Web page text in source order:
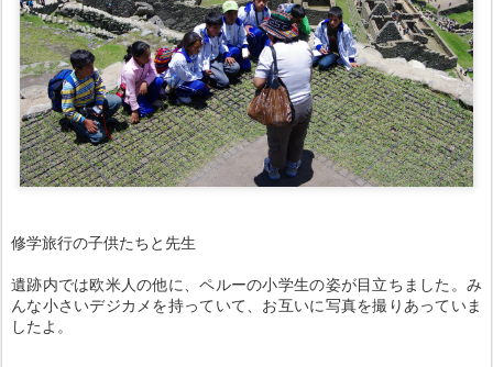
修学旅行の子供たちと先生
遺跡内では欧米人の他に、ペルーの小学生の姿が目立ちました。み
んな小さいデジカメを持っていて、お互いに写真を撮りあっていま
したよ。